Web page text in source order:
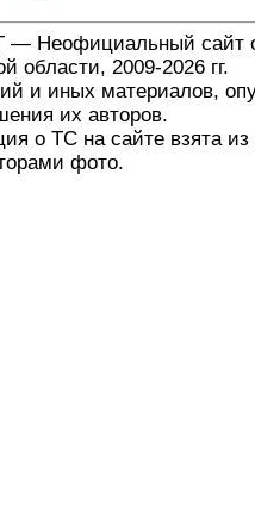
сайт
области, 2009-2026 гг.
и иных материалов,
их авторов.
о ТС на сайте взята из
фото.